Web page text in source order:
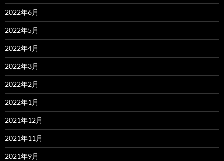
2022年6月
2022年5月
2022年4月
2022年3月
2022年2月
2022年1月
2021年12月
2021年11月
2021年9月